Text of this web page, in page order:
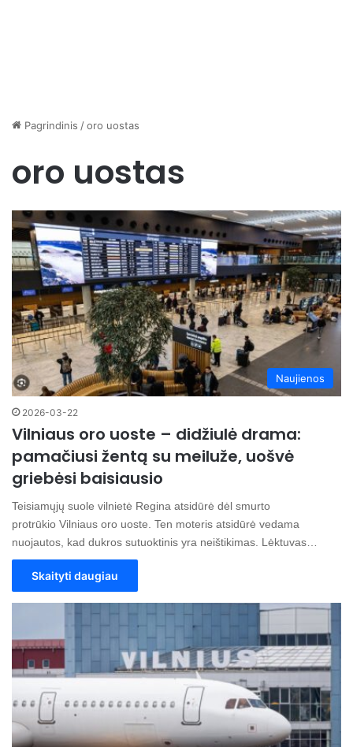
Pagrindinis /oro uostas
oro uostas
Naujienos
2026-03-22
Vilniaus oro uoste – didžiulė drama:
pamačiusi žentą su meiluže, uošvė
griebėsi baisiausio
Teisiamųjų suole vilnietė Regina atsidūrė dėl smurto
protrūkio Vilniaus oro uoste. Ten moteris atsidūrė vedama
nuojautos, kad dukros sutuoktinis yra neištikimas. Lėktuvas…
Skaityti daugiau